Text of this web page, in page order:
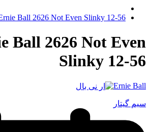
Ball 2626 Not Even Slinky 12-56
Ball 2626 Not Even
Slinky 12-56
Ernie Ball
سیم گیتار